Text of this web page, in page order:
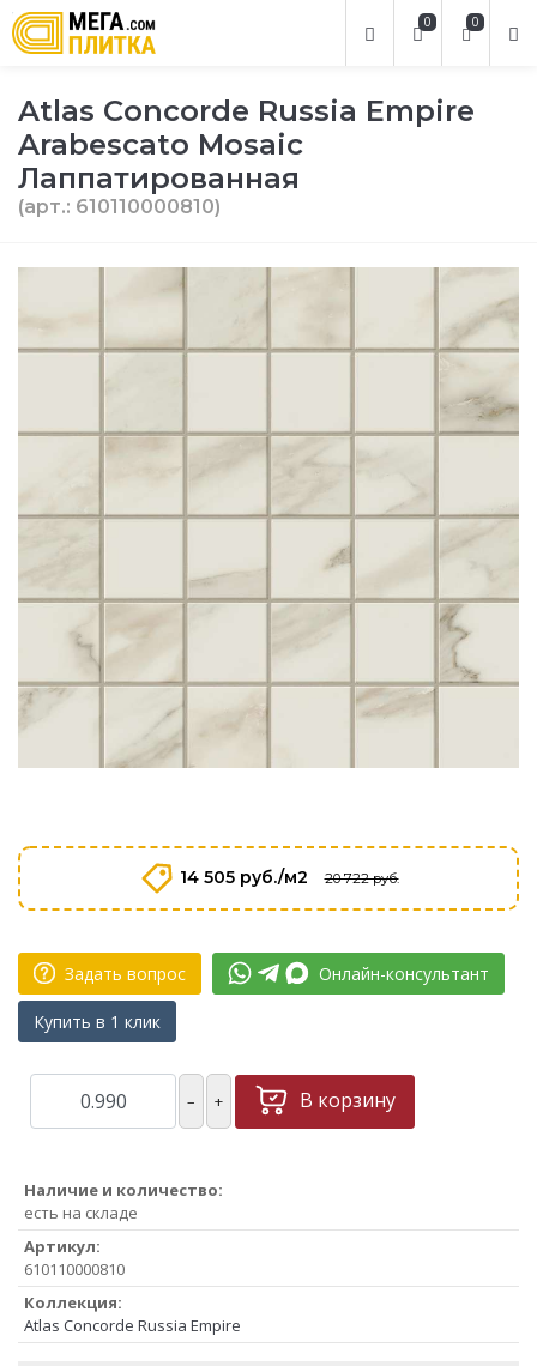
0
0
Atlas Concorde Russia Empire
Arabescato Mosaic
Лаппатированная
(арт.: 610110000810)
14 505 руб./м2 20 722 руб.
Задать вопрос Онлайн-консультант
Купить в 1 клик
– + В корзину
Наличие и количество:
есть на складе
Артикул:
610110000810
Коллекция:
Atlas Concorde Russia Empire